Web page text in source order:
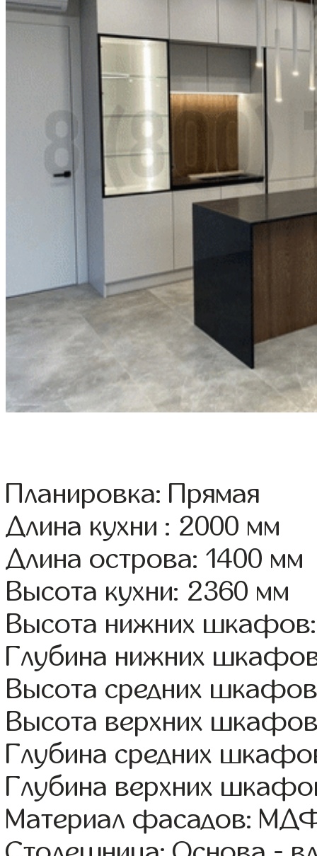
Планировка: Прямая
Длина кухни : 2000 мм
Длина острова: 1400 мм
Высота кухни: 2360 мм
Высота нижних
Глубина нижних
Высота средних
Высота верхних
Глубина средних
Глубина верхних
Материал фасадов: